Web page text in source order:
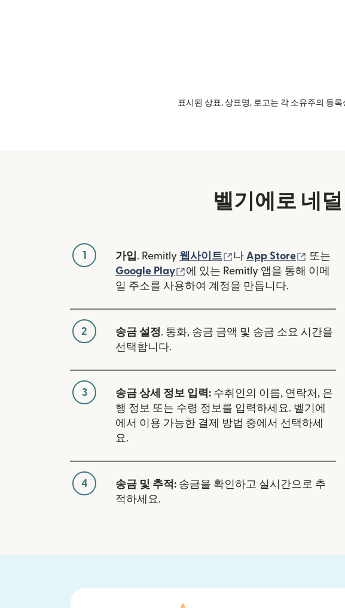
표시된 상표, 상표명, 로고는 각 소유주의 등
벨기에로 네
1 가입. Remitly 웹사이트 (새 창에서 열림)
나 App Store (새 창
또는
Google Play
(새 창에서 열림)
에 있는 Remitly 앱을 통해 이메
일 주소를 사용하여 계정을 만듭니다.
2 송금 설정. 통화, 송금 금액 및 송금 소요 시간을
선택합니다.
3 송금 상세 정보 입력: 수취인의 이름, 연락처, 은
행 정보 또는 수령 정보를 입력하세요. 벨기에
에서 이용 가능한 결제 방법 중에서 선택하세
요.
4 송금 및 추적: 송금을 확인하고 실시간으로 추
적하세요.